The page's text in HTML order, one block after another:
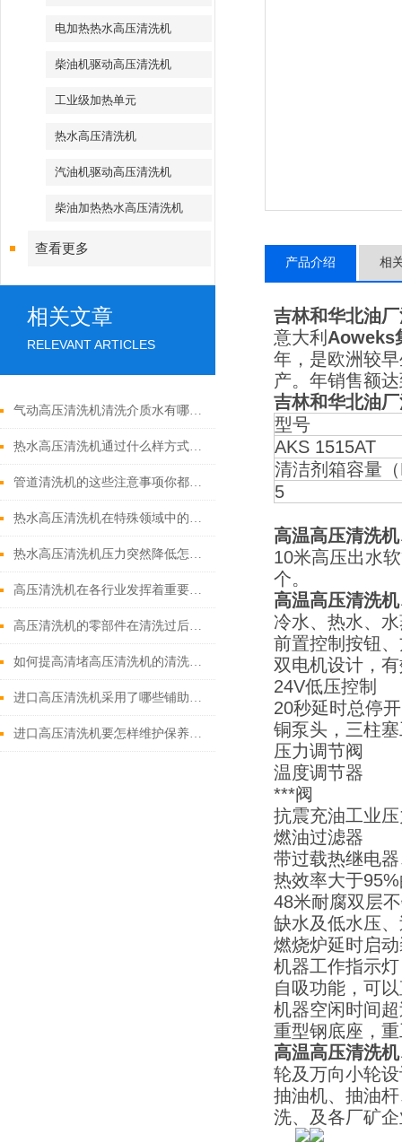
电加热热水高压清洗机
柴油机驱动高压清洗机
工业级加热单元
热水高压清洗机
汽油机驱动高压清洗机
柴油加热热水高压清洗机
查看更多
相关文章
RELEVANT ARTICLES
气动高压清洗机清洗介质水有哪些优点
热水高压清洗机通过什么样方式来实现增压呢
管道清洗机的这些注意事项你都落实到位了吗
热水高压清洗机在特殊领域中的应用
热水高压清洗机压力突然降低怎么回事
高压清洗机在各行业发挥着重要的作用
高压清洗机的零部件在清洗过后还需要注意什么
如何提高清堵高压清洗机的清洗效果？
进口高压清洗机采用了哪些铺助系统
进口高压清洗机要怎样维护保养才算合理呢
产品介绍 相
吉林和华北油
意大利 Aoweks
年，是欧洲较
产。年销售额
吉林和华北油
型号
AKS 1515AT
清洁剂箱容量
5
高温高压清洗
10米高压出水
个。
高温高压清洗
冷水、热水、
前置控制按钮
双电机设计，
24V低压控制
20秒延时总停
铜泵头，三柱
压力调节阀
温度调节器
***阀
抗震充油工业
燃油过滤器
带过载热继电
热效率大于
48米耐腐双层
缺水及低水压
燃烧炉延时启
机器工作指示灯
自吸功能，可
机器空闲时间
重型钢底座，
高温高压清洗
轮及万向小轮
抽油机、抽油
洗、及各厂矿